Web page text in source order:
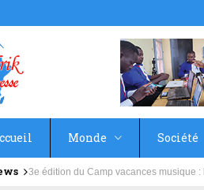
Monde Société
Education : la fédération de la Russie